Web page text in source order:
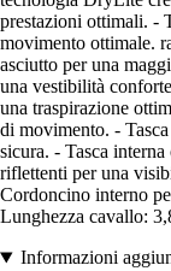
prestazioni ottimali. -
movimento ottimale.
asciutto per una
una vestibilità
una traspirazione
di movimento. -
sicura. - Tasca
riflettenti per una
Cordoncino interno
Lunghezza cavallo:
Informazioni